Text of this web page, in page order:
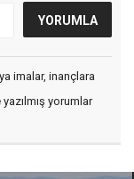
imalar, inançlara
yorumlar